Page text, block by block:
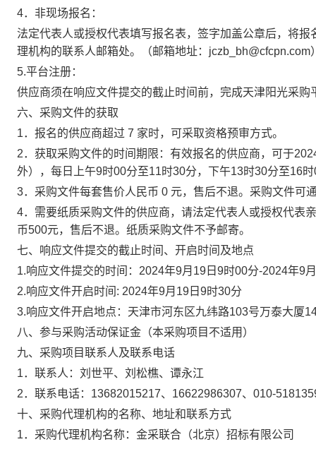
4．非现场报名：
法定代表人或授权代表填写报名表，签字加盖公章后，将
理机构的联系人邮箱处。（邮箱地址：jczb_bh@cfcpn.com
5.平台注册：
供应商须在响应文件提交的截止时间前，完成天津阳光采
六、采购文件的获取
1．报名的供应商超过 7 家时，可采取资格预审方式。
2．获取采购文件的时间期限：有效报名的供应商，可于
外），每日上午9时00分至11时30分，下午13时30分至16
3．采购文件每套售价人民币 0 元，售后不退。采购文件可
4．需要纸质采购文件的供应商，请法定代表人或授权代表
币500元，售后不退。纸质采购文件不予邮寄。
七、响应文件提交的截止时间、开启时间及地点
1.响应文件提交的时间：2024年9月19日9时00分-2024年9
2.响应文件开启时间: 2024年9月19日9时30分
3.响应文件开启地点：天津市河东区九纬路103号万泰大厦
八、参与采购活动保证金（本采购项目不适用）
九、采购项目联系人及联系电话
1．联系人：刘世平、刘松樵、谭永江
2．联系电话：13682015217、16622986307、010-
十、采购代理机构的名称、地址和联系方式
1．采购代理机构名称：金采联合（北京）招标有限公司